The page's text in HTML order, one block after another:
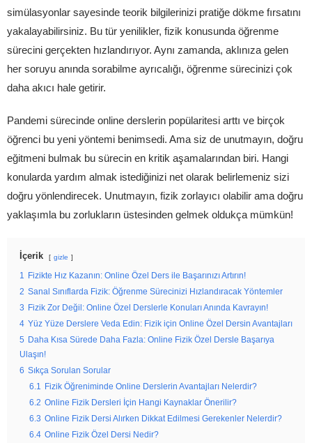
simülasyonlar sayesinde teorik bilgilerinizi pratiğe dökme fırsatını
yakalayabilirsiniz. Bu tür yenilikler, fizik konusunda öğrenme
sürecini gerçekten hızlandırıyor. Aynı zamanda, aklınıza gelen
her soruyu anında sorabilme ayrıcalığı, öğrenme sürecinizi çok
daha akıcı hale getirir.
Pandemi sürecinde online derslerin popülaritesi arttı ve birçok
öğrenci bu yeni yöntemi benimsedi. Ama siz de unutmayın, doğru
eğitmeni bulmak bu sürecin en kritik aşamalarından biri. Hangi
konularda yardım almak istediğinizi net olarak belirlemeniz sizi
doğru yönlendirecek. Unutmayın, fizik zorlayıcı olabilir ama doğru
yaklaşımla bu zorlukların üstesinden gelmek oldukça mümkün!
İçerik gizle
1
Fizikte Hız Kazanın: Online Özel Ders ile Başarınızı Artırın!
2 Sanal Sınıflarda Fizik: Öğrenme Sürecinizi Hızlandıracak Yöntemler
3 Fizik Zor Değil: Online Özel Derslerle Konuları Anında Kavrayın!
4 Yüz Yüze Derslere Veda Edin: Fizik için Online Özel Dersin Avantajları
5 Daha Kısa Sürede Daha Fazla: Online Fizik Özel Dersle Başarıya
Ulaşın!
6 Sıkça Sorulan Sorular
6.1
Fizik Öğreniminde Online Derslerin Avantajları Nelerdir?
6.2 Online Fizik Dersleri İçin Hangi Kaynaklar Önerilir?
6.3 Online Fizik Dersi Alırken Dikkat Edilmesi Gerekenler Nelerdir?
6.4 Online Fizik Özel Dersi Nedir?